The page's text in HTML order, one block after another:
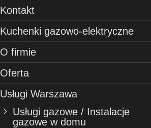
Kontakt
Kuchenki gazowo-elektryczne
O firmie
Oferta
Usługi Warszawa
Usługi gazowe / Instalacje
gazowe w domu